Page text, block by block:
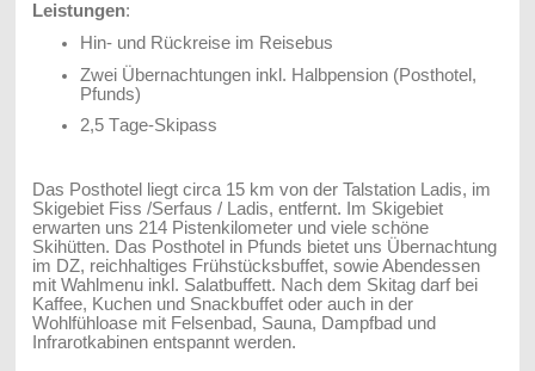
Leistungen:
Hin- und Rückreise im Reisebus
Zwei Übernachtungen inkl. Halbpension (Posthotel,
Pfunds)
2,5 Tage-Skipass
Das Posthotel liegt circa 15 km von der Talstation Ladis, im
Skigebiet Fiss /Serfaus / Ladis, entfernt. Im Skigebiet
erwarten uns 214 Pistenkilometer und viele schöne
Skihütten. Das Posthotel in Pfunds bietet uns Übernachtung
im DZ, reichhaltiges Frühstücksbuffet, sowie Abendessen
mit Wahlmenu inkl. Salatbuffett. Nach dem Skitag darf bei
Kaffee, Kuchen und Snackbuffet oder auch in der
Wohlfühloase mit Felsenbad, Sauna, Dampfbad und
Infrarotkabinen entspannt werden.